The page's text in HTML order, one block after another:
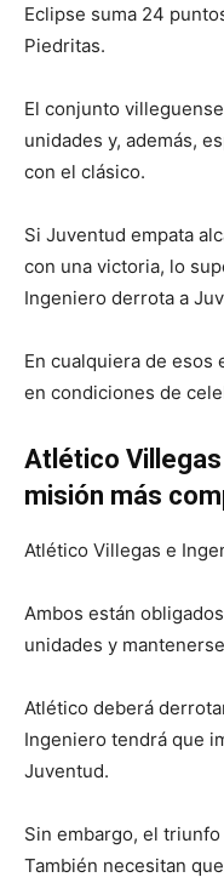
Eclipse suma 24
Piedritas.
El conjunto
unidades y, además,
con el clásico.
Si Juventud empata
con una victoria, lo
Ingeniero derrota a
En cualquiera de esos
en condiciones de
Atlético
misión más
Atlético Villegas e
Ambos están
unidades y
Atlético deberá
Ingeniero tendrá que
Juventud.
Sin embargo, el
También necesitan